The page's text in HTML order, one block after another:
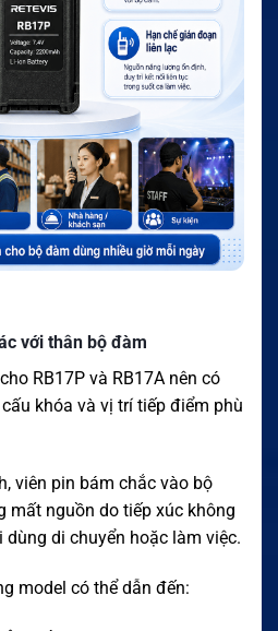
với thân bộ đàm
RB17P và RB17A nên có
khóa và vị trí tiếp điểm phù
viên pin bám chắc vào bộ
mất nguồn do tiếp xúc không
di chuyển hoặc làm việc.
model có thể dẫn đến: